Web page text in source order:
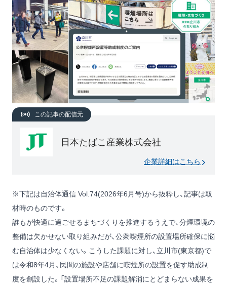
この記事の配信元
日本たばこ産業株式会社
企業詳細はこちら
※下記は自治体通信 Vol.74(2026年6月号)から抜粋し、記事は取
材時のものです。
誰もが快適に過ごせるまちづくりを推進するうえで、分煙環境の
整備は欠かせない取り組みだが、公衆喫煙所の設置場所確保に悩
む自治体は少なくない。こうした課題に対し、立川市(東京都)で
は令和8年4月、民間の施設や店舗に喫煙所の設置を促す助成制
度を創設した。「設置場所不足の課題解消にとどまらない成果を